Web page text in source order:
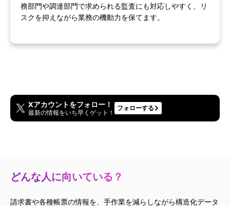
務部門や調達部門で求められる監査にも対応しやすく、リ
スクを抑えながら業務の機動力を保てます。
Xアカウントをフォロー！
最新の情報をいち早くゲット！
フォローする
どんな人に向いている？
請求書や各種帳票の情報を、手作業を減らしながら構造化データ